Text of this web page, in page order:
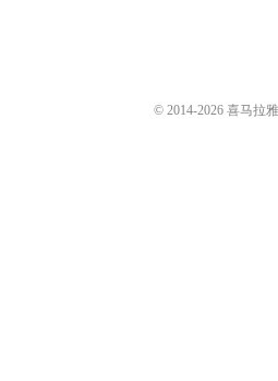
© 2014-2026 喜马拉